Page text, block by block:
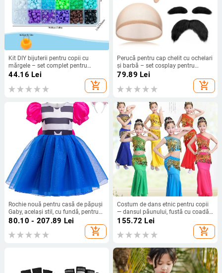
Kit DIY bijuterii pentru copii cu
mărgele – set complet pentru
înșirare, mărgele din plastic/rășină
44.16 Lei
add_shopping_cart
Perucă pentru cap chelit cu ochelari
și barbă – set cosplay pentru
Halloween, pentru adulți, unisex, cu
79.89 Lei
add_shopping_cart
Rochie nouă pentru casă de păpuși
Gaby, același stil, cu fundă, pentru
fete, rochie cu mâneci bufante din
80.10 - 207.89 Lei
add_shopping_cart
Costum de dans etnic pentru copii
— dansul păunului, fustă cu coadă
de pește și fustă Belly Dance,
mătase; material principal: 50%
acrilic
155.72 Lei
add_shopping_cart